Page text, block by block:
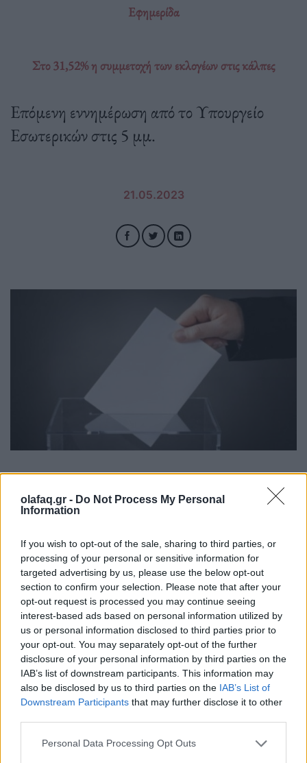
olafaq.gr - Do Not Process My Personal
Information
If you wish to opt-out of the sale, sharing to third parties, or
processing of your personal or sensitive information for
targeted advertising by us, please use the below opt-out
section to confirm your selection. Please note that after your
opt-out request is processed you may continue seeing
interest-based ads based on personal information utilized by
us or personal information disclosed to third parties prior to
your opt-out. You may separately opt-out of the further
disclosure of your personal information by third parties on the
IAB’s list of downstream participants. This information may
also be disclosed by us to third parties on the IAB’s List of
Downstream Participants that may further disclose it to other
Personal Data Processing Opt Outs
Εφημερίδα
Στο 31,52% η συμμετοχή των εκλογέων στις κάλπες
Επόμενη εννημέρωση από το Υπουργείο
Εσωτερικών στις 5 μμ.
21.05.2023
Εσωτερικών στις 5 μμ.
Διαβάστε περισσότερα→
Δημοσιεύθηκε σεΕλλάδα|TaggedΕκλογές 2023,εκλογέων,κάλπες
συμμετοχή
Εφημερίδα